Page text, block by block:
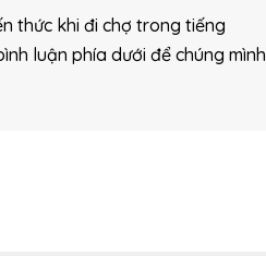
thức khi đi chợ trong tiếng
luận phía dưới để chúng mình